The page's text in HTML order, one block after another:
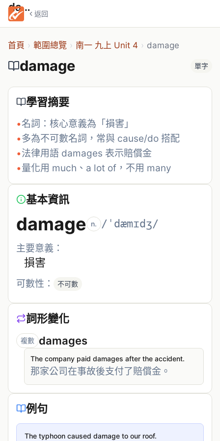
返回
damage
首頁 › 範圍總覽 › 南一 九上 Unit 4 › damage
damage 單字
學習摘要
•名詞：核心意義為「損害」
•多為不可數名詞，常與 cause/do 搭配
•法律用語 damages 表示賠償金
•量化用 much、a lot of，不用 many
基本資訊
damage n. /ˈdæmɪdʒ/
主要意義：
損害
可數性： 不可數
詞形變化
複數 damages
The company paid damages after the accident.
那家公司在事故後支付了賠償金。
例句
The typhoon caused damage to our roof.